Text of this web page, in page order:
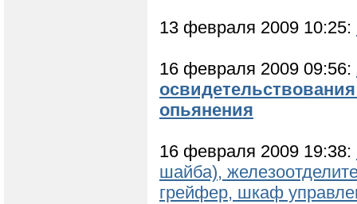
13 февраля 2009 10:25:
16 февраля 2009 09:56:
опьянения
16 февраля 2009 19:38:
шайба),
грейфер, шкаф